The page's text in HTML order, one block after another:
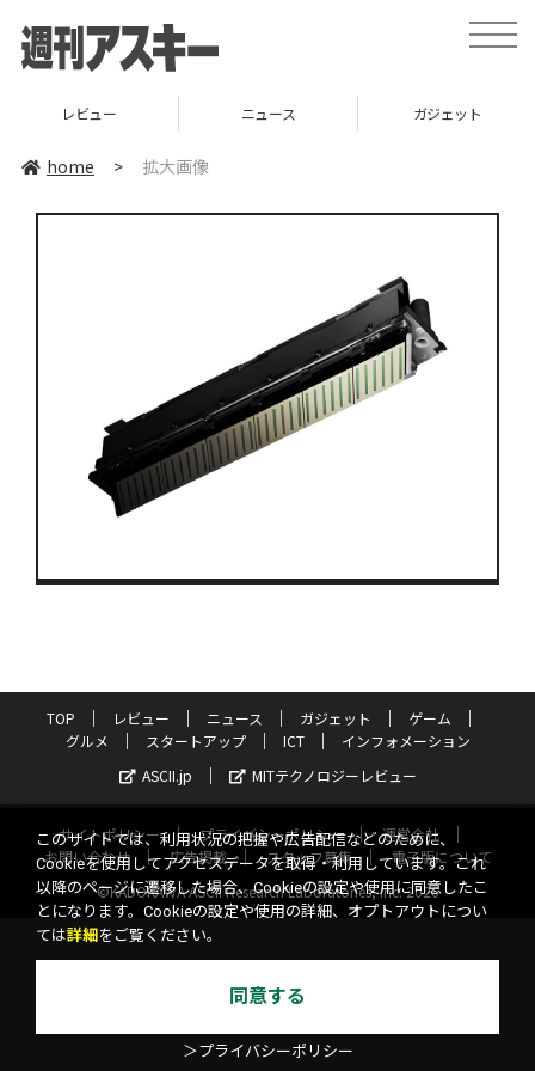
toggle
レビュー ニュース ガジェット
home > 拡大画像
TOP レビュー ニュース ガジェット
ゲーム
グルメ
スタートアップ ICT
インフォメーション
ASCII.jp
MITテクノロジーレビュー
サイトポリシー プライバシーポリシー
運営会社
お問い合わせ
広告掲載 スタッフ募集
電子版について
©KADOKAWA ASCII Research Laboratories, Inc. 2026
このサイトでは、利用状況の把握や広告配信などのために、
Cookieを使用してアクセスデータを取得・利用しています。これ
以降のページに遷移した場合、Cookieの設定や使用に同意したこ
とになります。Cookieの設定や使用の詳細、オプトアウトについ
ては詳細 をご覧ください。
同意する
＞プライバシーポリシー